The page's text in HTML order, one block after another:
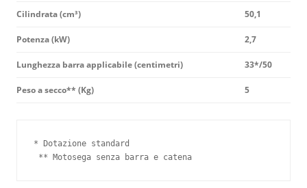
Cilindrata (cm³) 50,1
Potenza (kW) 2,7
Lunghezza barra applicabile (centimetri) 33*/50
Peso a secco** (Kg) 5
* Dotazione standard
** Motosega senza barra e catena